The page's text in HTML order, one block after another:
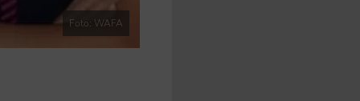
Foto: WAFA